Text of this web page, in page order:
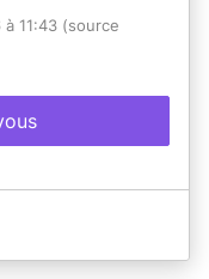
11:43 (source